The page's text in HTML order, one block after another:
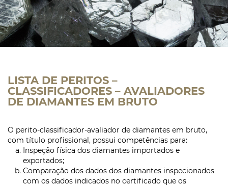
LISTA DE PERITOS –
CLASSIFICADORES – AVALIADORES
DE DIAMANTES EM BRUTO
O perito-classificador-avaliador de diamantes em bruto,
com título profissional, possui competências para:
Inspeção física dos diamantes importados e
exportados;
Comparação dos dados dos diamantes inspecionados
com os dados indicados no certificado que os